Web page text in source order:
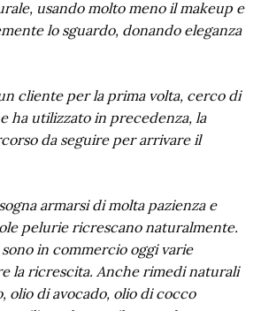
usando molto meno il makeup e
lo sguardo, donando eleganza
cliente per la prima volta, cerco di
ha utilizzato in precedenza, la
da seguire per arrivare il
armarsi di molta pazienza e
pelurie ricrescano naturalmente.
in commercio oggi varie
la ricrescita. Anche rimedi naturali
olio di avocado, olio di cocco